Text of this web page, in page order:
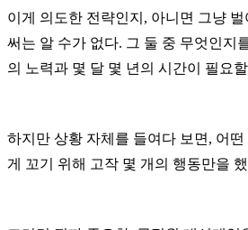
이게 의도한 전략인지 , 아니면 그냥
써는 알 수가 없다. 그 둘 중 무엇인지
의 노력과 몇 달 몇 년의 시간이 필요할
하지만 상황 자체를 들여다 보면 , 어떤
게 꼬기 위해 고작 몇 개의 행동만을